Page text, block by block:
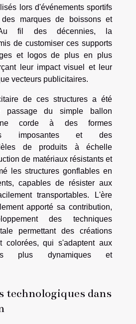
lors d'événements sportifs
des marques de boissons et
Au fil des décennies, la
de customiser ces supports
et logos de plus en plus
leur impact visuel et leur
vecteurs publicitaires.
de ces structures a été
passage du simple ballon
corde à des formes
imposantes et des
de produits à échelle
de matériaux résistants et
les structures gonflables en
capables de résister aux
transportables. L'ère
apporté sa contribution,
des techniques
permettant des créations
colorées, qui s'adaptent aux
plus dynamiques et
technologiques dans